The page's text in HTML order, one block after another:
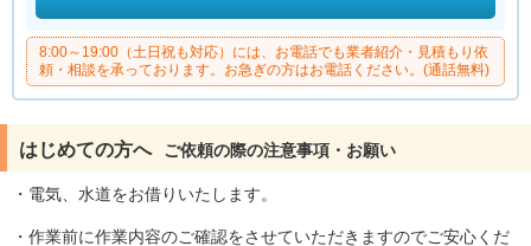
8:00～19:00（土日祝も対応）には、お電話でも業者紹介・見積もり依
頼・相談を承っております。お急ぎの方はお電話ください。(通話無料)
はじめての方へ ご依頼の際の注意事項・お願い
・電気、水道をお借りいたします。
・作業前に作業内容のご確認をさせていただきますのでご安心くだ